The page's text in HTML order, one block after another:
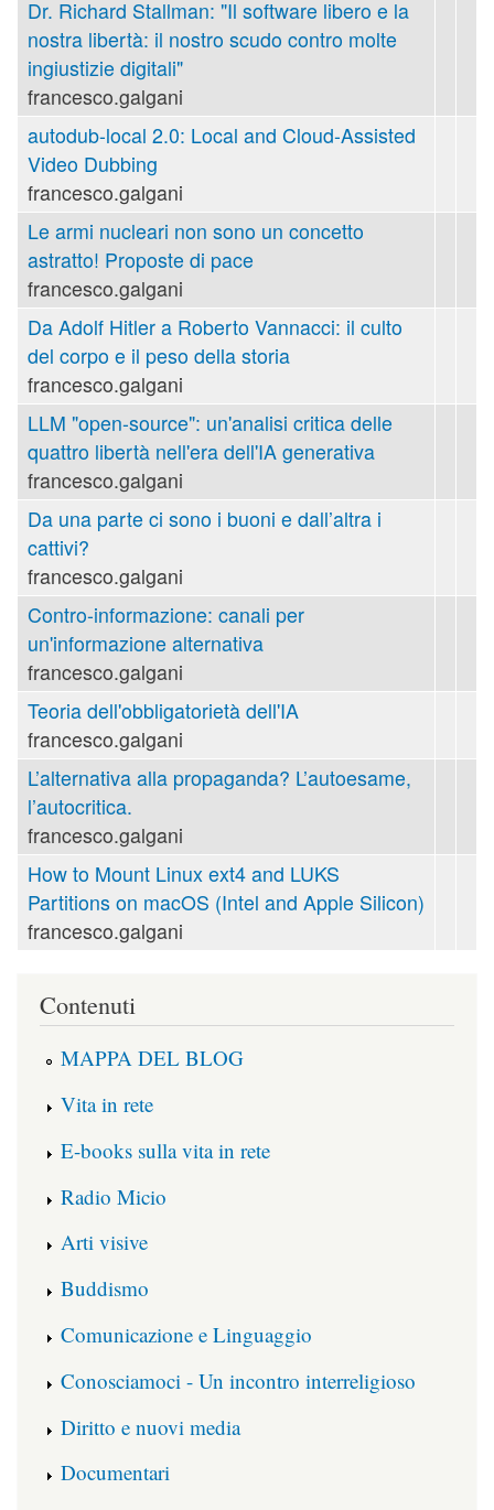
Dr. Richard Stallman: "Il software libero e la
nostra libertà: il nostro scudo contro molte
ingiustizie digitali"
francesco.galgani
autodub-local 2.0: Local and Cloud-Assisted
Video Dubbing
francesco.galgani
Le armi nucleari non sono un concetto
astratto! Proposte di pace
francesco.galgani
Da Adolf Hitler a Roberto Vannacci: il culto
del corpo e il peso della storia
francesco.galgani
LLM "open-source": un'analisi critica delle
quattro libertà nell'era dell'IA generativa
francesco.galgani
Da una parte ci sono i buoni e dall’altra i
cattivi?
francesco.galgani
Contro-informazione: canali per
un'informazione alternativa
francesco.galgani
Teoria dell'obbligatorietà dell'IA
francesco.galgani
L’alternativa alla propaganda? L’autoesame,
l’autocritica.
francesco.galgani
How to Mount Linux ext4 and LUKS
Partitions on macOS (Intel and Apple Silicon)
francesco.galgani
Contenuti
MAPPA DEL BLOG
Vita in rete
E-books sulla vita in rete
Radio Micio
Arti visive
Buddismo
Comunicazione e Linguaggio
Conosciamoci - Un incontro interreligioso
Diritto e nuovi media
Documentari